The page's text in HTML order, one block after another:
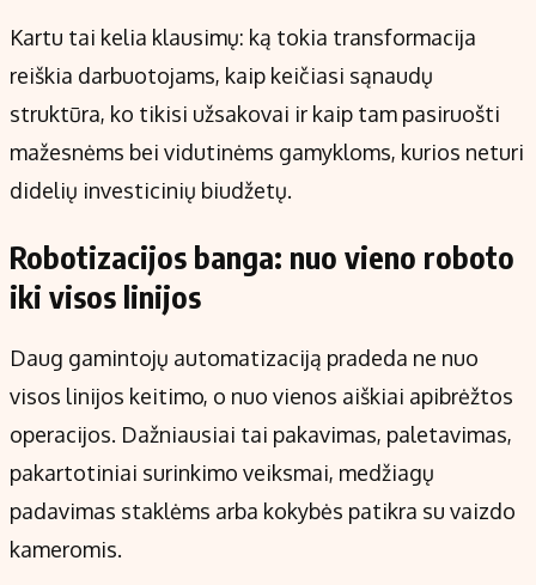
Kartu tai kelia klausimų: ką tokia transformacija
reiškia darbuotojams, kaip keičiasi sąnaudų
struktūra, ko tikisi užsakovai ir kaip tam pasiruošti
mažesnėms bei vidutinėms gamykloms, kurios neturi
didelių investicinių biudžetų.
Robotizacijos banga: nuo vieno roboto
iki visos linijos
Daug gamintojų automatizaciją pradeda ne nuo
visos linijos keitimo, o nuo vienos aiškiai apibrėžtos
operacijos. Dažniausiai tai pakavimas, paletavimas,
pakartotiniai surinkimo veiksmai, medžiagų
padavimas staklėms arba kokybės patikra su vaizdo
kameromis.